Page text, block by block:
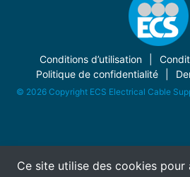
Ce site utilise des cookies pour
Conditions d’utilisation
Politique de confidentialité
© 2026 Copyright ECS Electrical Cable